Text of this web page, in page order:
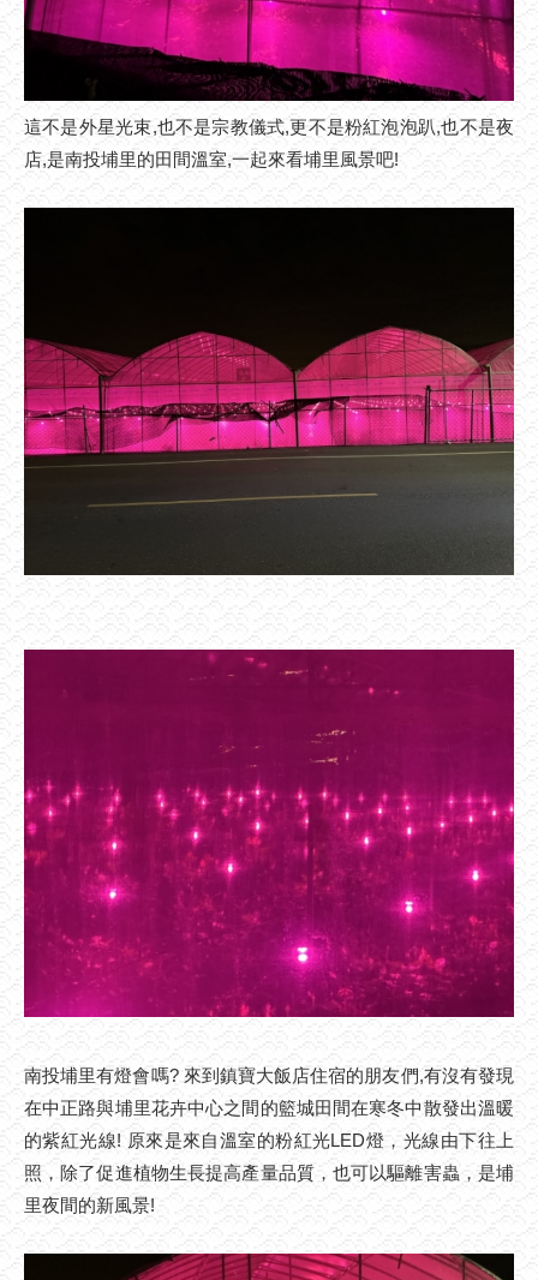
這不是外星光束,也不是宗教儀式,更不是粉紅泡泡趴,也不是夜
店,是南投埔里的田間溫室,一起來看埔里風景吧!
南投埔里有燈會嗎? 來到鎮寶大飯店住宿的朋友們,有沒有發現
在中正路與埔里花卉中心之間的籃城田間在寒冬中散發出溫暖
的紫紅光線! 原來是來自溫室的粉紅光LED燈，光線由下往上
照，除了促進植物生長提高產量品質，也可以驅離害蟲，是埔
里夜間的新風景!